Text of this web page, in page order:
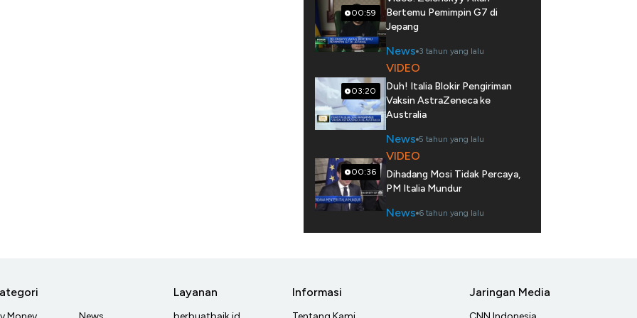
00:59
Bertemu Pemimpin G7 di
Jepang
News 3 tahun yang lalu
03:20
VIDEO
Duh! Italia Blokir Pengiriman
Vaksin AstraZeneca ke
Australia
News 5 tahun yang lalu
00:36
VIDEO
Dihadang Mosi Tidak Percaya,
PM Italia Mundur
News 6 tahun yang lalu
Layanan Informasi Jaringan Media